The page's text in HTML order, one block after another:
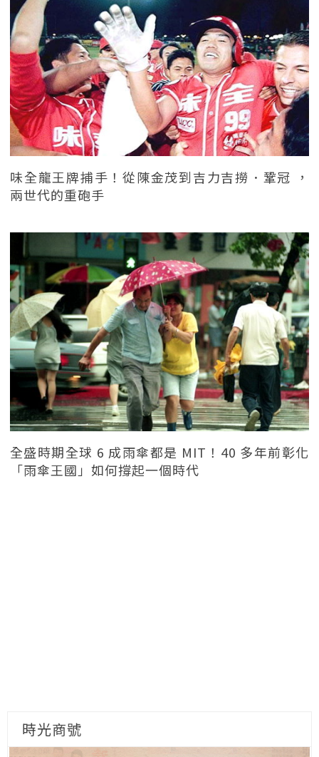
味全龍王牌捕手！從陳金茂到吉力吉撈．鞏冠 ，
兩世代的重砲手
全盛時期全球 6 成雨傘都是 MIT！40 多年前彰化
「雨傘王國」如何撐起一個時代
時光商號